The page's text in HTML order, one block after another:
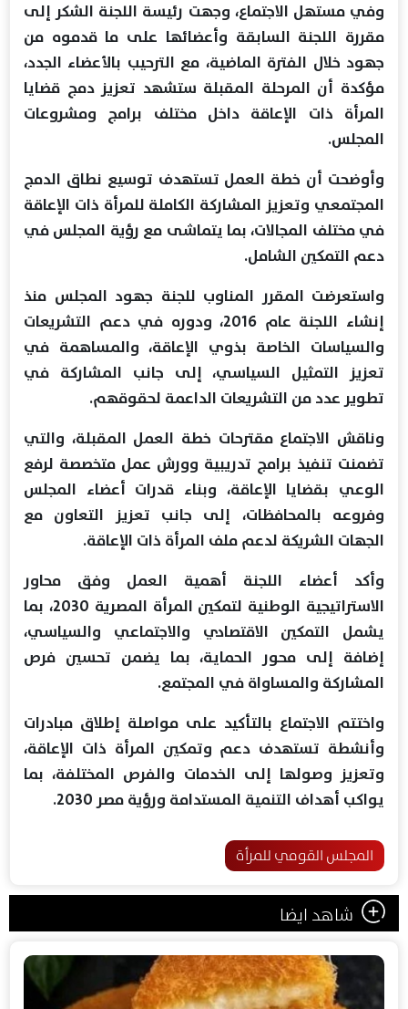
وفي مستهل الاجتماع، وجهت رئيسة اللجنة الشكر إلى
مقررة اللجنة السابقة وأعضائها على ما قدموه من
جهود خلال الفترة الماضية، مع الترحيب بالأعضاء الجدد،
مؤكدة أن المرحلة المقبلة ستشهد تعزيز دمج قضايا
المرأة ذات الإعاقة داخل مختلف برامج ومشروعات
المجلس.
وأوضحت أن خطة العمل تستهدف توسيع نطاق الدمج
المجتمعي وتعزيز المشاركة الكاملة للمرأة ذات الإعاقة
في مختلف المجالات، بما يتماشى مع رؤية المجلس في
دعم التمكين الشامل.
واستعرضت المقرر المناوب للجنة جهود المجلس منذ
إنشاء اللجنة عام 2016، ودوره في دعم التشريعات
والسياسات الخاصة بذوي الإعاقة، والمساهمة في
تعزيز التمثيل السياسي، إلى جانب المشاركة في
تطوير عدد من التشريعات الداعمة لحقوقهم.
وناقش الاجتماع مقترحات خطة العمل المقبلة، والتي
تضمنت تنفيذ برامج تدريبية وورش عمل متخصصة لرفع
الوعي بقضايا الإعاقة، وبناء قدرات أعضاء المجلس
وفروعه بالمحافظات، إلى جانب تعزيز التعاون مع
الجهات الشريكة لدعم ملف المرأة ذات الإعاقة.
وأكد أعضاء اللجنة أهمية العمل وفق محاور
الاستراتيجية الوطنية لتمكين المرأة المصرية 2030، بما
يشمل التمكين الاقتصادي والاجتماعي والسياسي،
إضافة إلى محور الحماية، بما يضمن تحسين فرص
المشاركة والمساواة في المجتمع.
واختتم الاجتماع بالتأكيد على مواصلة إطلاق مبادرات
وأنشطة تستهدف دعم وتمكين المرأة ذات الإعاقة،
وتعزيز وصولها إلى الخدمات والفرص المختلفة، بما
يواكب أهداف التنمية المستدامة ورؤية مصر 2030.
المجلس القومي للمرأة
شاهد ايضا